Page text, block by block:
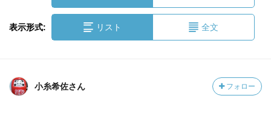
表示形式: リスト 全文
小糸希佐さん フォロー